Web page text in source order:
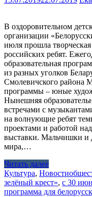
В оздоровительном
организации
июля прошла
российских ребят.
образовательная
из разных уголков
Смолевичского района
программы – юные
Нынешняя
встречами с
на волнующие ребят
проектами и работой
выставки. Мальчишки и
мира,…
Читать далее
Культура, Новости
зелёный крест», с 30
программа для